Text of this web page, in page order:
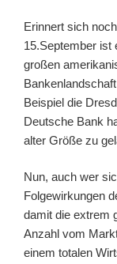
Erinnert sich
15.September ist
großen
Beispiel die
Deutsche Bank
alter Größe zu
Nun, auch wer
Folgewirkungen
damit die extrem
Anzahl vom
einem totalen